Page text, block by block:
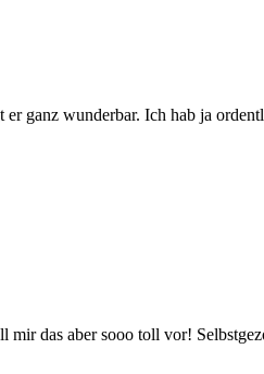
ganz wunderbar. Ich hab ja
das aber sooo toll vor!